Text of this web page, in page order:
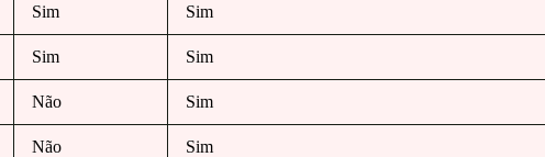
Sim Sim
Sim Sim
Não Sim
Não Sim